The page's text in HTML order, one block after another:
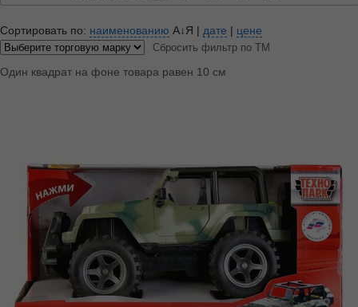
Сортировать по: наименованию А↓Я | дате | цене
Сбросить фильтр по ТМ
Один квадрат на фоне товара равен 10 см